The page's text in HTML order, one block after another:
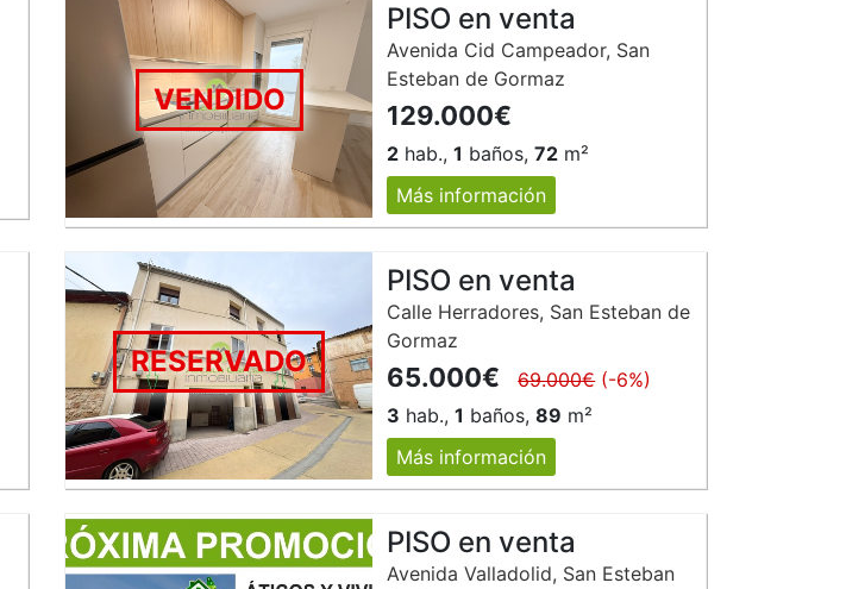
VENDIDO
PISO en venta
Avenida Cid Campeador, San
Esteban de Gormaz
129.000€
2 hab.,1 baños,72 m²
Más información
RESERVADO
PISO en venta
Calle Herradores, San Esteban de
Gormaz
65.000€ 69.000€(-6%)
3 hab.,1 baños,89 m²
Más información
PISO en venta
Avenida Valladolid, San Esteban